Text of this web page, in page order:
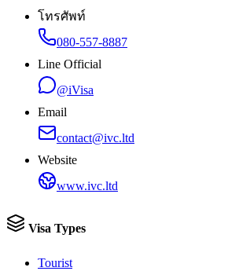
โทรศัพท์
080-557-8887
Line Official
@iVisa
Email
contact@ivc.ltd
Website
www.ivc.ltd
Visa Types
Tourist